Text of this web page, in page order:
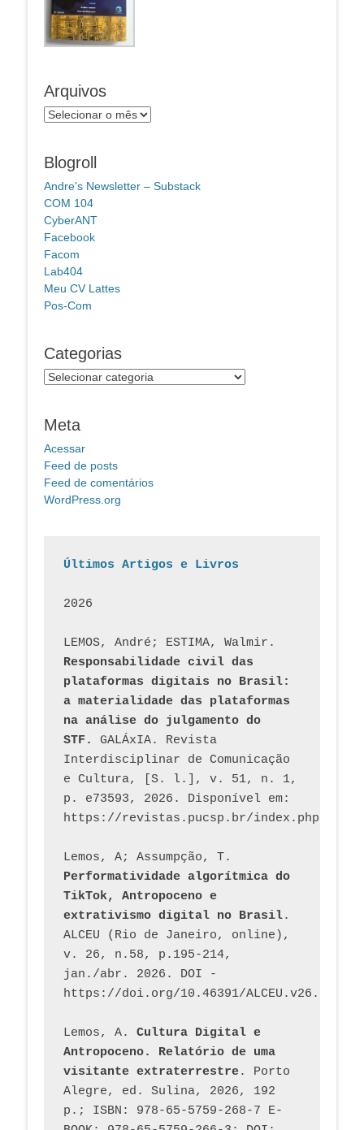
Arquivos
Arquivos
Blogroll
Andre's Newsletter – Substack
COM 104
CyberANT
Facebook
Facom
Lab404
Meu CV Lattes
Pos-Com
Categorias
Categorias
Meta
Acessar
Feed de posts
Feed de comentários
WordPress.org
Últimos Artigos e Livros
2026
Responsabilidade civil das
plataformas digitais no Brasil:
a materialidade das plataformas
na análise do julgamento do
STF.
GALÁxIA. Revista
Interdisciplinar de Comunicação
e Cultura, [S. l.], v. 51, n. 1,
p. e73593, 2026. Disponível em:
Performatividade algorítmica do
TikTok, Antropoceno e
extrativismo digital no Brasil.
ALCEU (Rio de Janeiro, online),
v. 26, n.58, p.195-214,
jan./abr. 2026. DOI -
https://doi.org/10.46391/
Lemos, A. Cultura Digital e
Antropoceno. Relatório de uma
visitante extraterrestre. Porto
Alegre, ed. Sulina, 2026, 192
p.; ISBN: 978-65-5759-268-7 E-